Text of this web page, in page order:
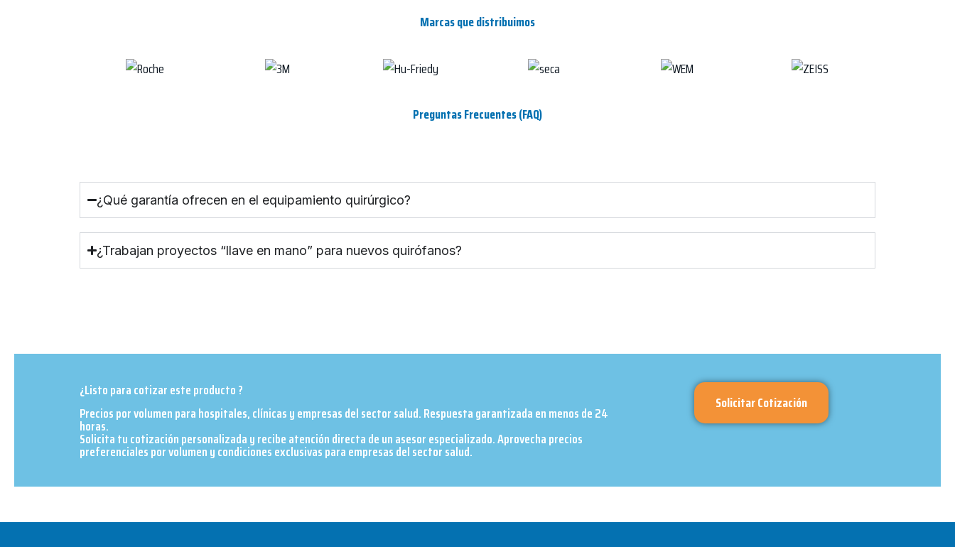
Marcas que distribuimos
Preguntas Frecuentes (FAQ)
¿Qué garantía ofrecen en el equipamiento quirúrgico?
¿Trabajan proyectos “llave en mano” para nuevos quirófanos?
¿Listo para cotizar este producto ?
Precios por volumen para hospitales, clínicas y empresas del sector salud. Respuesta garantizada en menos de 24
horas.
Solicita tu cotización personalizada y recibe atención directa de un asesor especializado. Aprovecha precios
preferenciales por volumen y condiciones exclusivas para empresas del sector salud.​
Solicitar Cotización